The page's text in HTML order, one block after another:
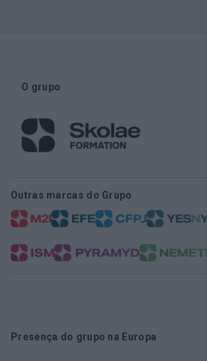
O grupo
Outras marcas do Grupo
Presença do grupo na Europa